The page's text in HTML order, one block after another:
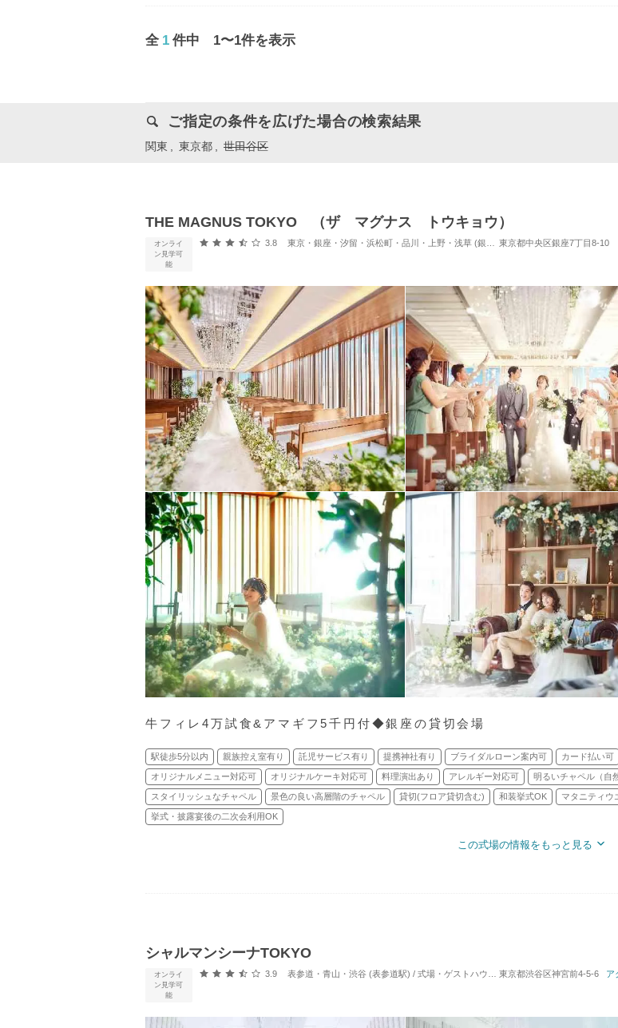
全 1 件中 1〜1件を表示
ご指定の条件を広げた場合の検索結果
関東 東京都 世田谷区
THE MAGNUS TOKYO （ザ マグナス トウキョウ）
オンライ
ン見学可
能
口コミ評価
3.8 東京・銀座・汐留・浜松町・品川・上野・浅草 (銀座駅) / 式場・ゲストハウス 対応
東京都中央区銀座7丁目8-10
牛フィレ4万試食&アマギフ5千円付◆銀座の貸切会場
駅徒歩5分以内 親族控え室有り 託児サービス有り 提携神社有り ブライダルローン案内可 カード払い可
オリジナルメニュー対応可 オリジナルケーキ対応可 料理演出あり アレルギー対応可 明るいチャペル（自
スタイリッシュなチャペル 景色の良い高層階のチャペル 貸切(フロア貸切含む) 和装挙式OK マタニティウ
挙式・披露宴後の二次会利用OK
この式場の情報をもっと見る
シャルマンシーナTOKYO
オンライ
ン見学可
能
口コミ評価
3.9 表参道・青山・渋谷 (表参道駅) / 式場・ゲストハウス 対応人数: 着席：2名 ～ 140名
東京都渋谷区神宮前4-5-6 ア